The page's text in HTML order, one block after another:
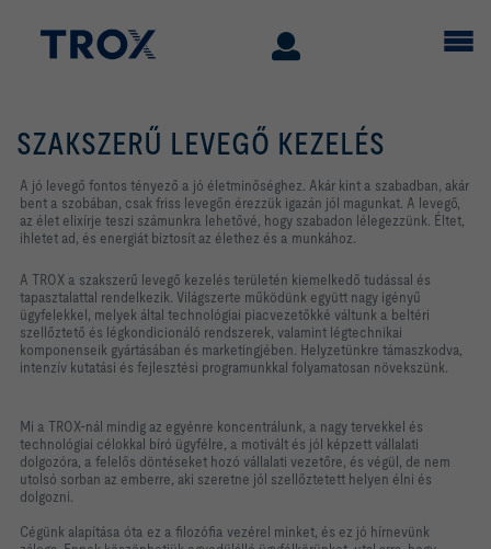
SZAKSZERŰ LEVEGŐ KEZELÉS
A jó levegő fontos tényező a jó életminőséghez. Akár kint a szabadban, akár
bent a szobában, csak friss levegőn érezzük igazán jól magunkat. A levegő,
az élet elixírje teszi számunkra lehetővé, hogy szabadon lélegezzünk. Éltet,
ihletet ad, és energiát biztosít az élethez és a munkához.
A TROX a szakszerű levegő kezelés területén kiemelkedő tudással és
tapasztalattal rendelkezik. Világszerte működünk együtt nagy igényű
ügyfelekkel, melyek által technológiai piacvezetőkké váltunk a beltéri
szellőztető és légkondicionáló rendszerek, valamint légtechnikai
komponenseik gyártásában és marketingjében. Helyzetünkre támaszkodva,
intenzív kutatási és fejlesztési programunkkal folyamatosan növekszünk.
Mi a TROX-nál mindig az egyénre koncentrálunk, a nagy tervekkel és
technológiai célokkal bíró ügyfélre, a motivált és jól képzett vállalati
dolgozóra, a felelős döntéseket hozó vállalati vezetőre, és végül, de nem
utolsó sorban az emberre, aki szeretne jól szellőztetett helyen élni és
dolgozni.
Cégünk alapítása óta ez a filozófia vezérel minket, és ez jó hírnevünk